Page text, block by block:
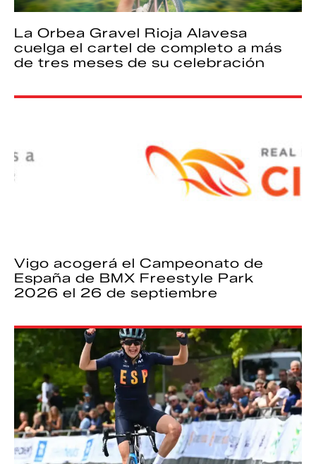
La Orbea Gravel Rioja Alavesa
cuelga el cartel de completo a más
de tres meses de su celebración
Vigo acogerá el Campeonato de
España de BMX Freestyle Park
2026 el 26 de septiembre